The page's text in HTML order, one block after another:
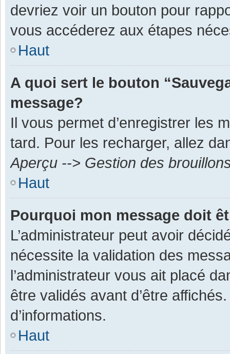
devriez voir un bouton pour
vous accéderez aux étapes
Haut
A quoi sert le bouton
message?
Il vous permet d’enregistrer les
tard. Pour les recharger, allez
Aperçu --> Gestion des
Haut
Pourquoi mon message doit
L’administrateur peut avoir
nécessite la validation des
l’administrateur vous ait placé
être validés avant d’être
d’informations.
Haut